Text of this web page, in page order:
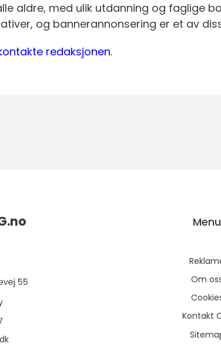
aldre, med ulik utdanning og faglige
og bannerannonsering er et av
redaksjonen.
no Menu
Om
Kontakt